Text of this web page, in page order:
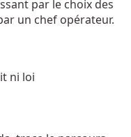
par le choix des
un chef opérateur.
ni loi